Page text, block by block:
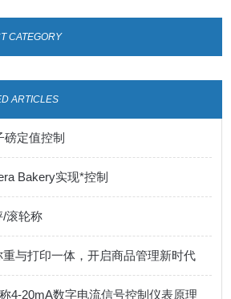
CATEGORY
ARTICLES
磅定值控制
Bakery实现*控制
/滚轮称
重与打印一体，开启商品管理新时代
4-20mA数字电流信号控制仪表原理